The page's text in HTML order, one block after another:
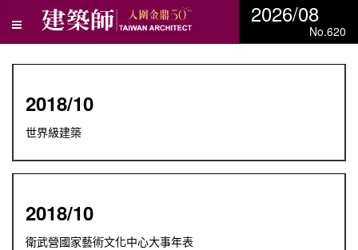
2026/08
No.620
2018/10
世界級建築
2018/10
衛武營國家藝術文化中心大事年表